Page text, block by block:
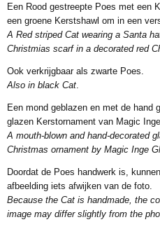
Afmetingen (l,b,h)
0 x 0 x 14 cm
Een Rood gestreepte Poes met een
een groene Kerstshawl om in een
A Red striped Cat wearing a Santa
Christmias scarf in a decorated red
Ook verkrijgbaar als zwarte Poes.
Also in black Cat.
Een mond geblazen en met de hand
glazen Kerstornament van Magic
A mouth-blown and hand-decorated
Christmas ornament by Magic Inge
Doordat de Poes handwerk is,
afbeelding iets afwijken van de foto.
Because the Cat is handmade, the
image may differ slightly from the